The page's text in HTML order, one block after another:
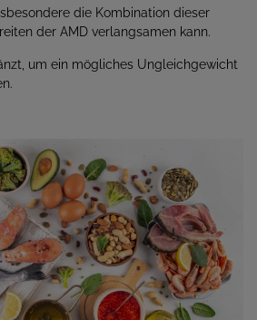
die Kombination dieser
der AMD verlangsamen kann.
um ein mögliches Ungleichgewicht